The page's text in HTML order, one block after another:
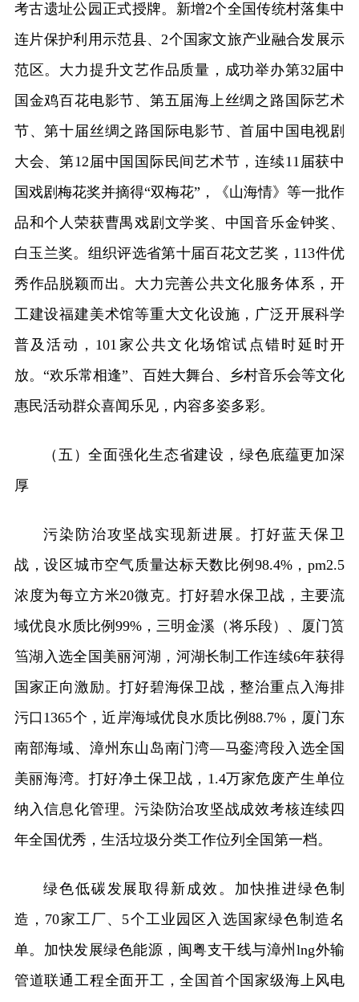
考古遗址公园正式授牌。新增2个全国传统村落集中
连片保护利用示范县、2个国家文旅产业融合发展示
范区。大力提升文艺作品质量，成功举办第32届中
国金鸡百花电影节、第五届海上丝绸之路国际艺术
节、第十届丝绸之路国际电影节、首届中国电视剧
大会、第12届中国国际民间艺术节，连续11届获中
国戏剧梅花奖并摘得“双梅花”，《山海情》等一批作
品和个人荣获曹禺戏剧文学奖、中国音乐金钟奖、
白玉兰奖。组织评选省第十届百花文艺奖，113件优
秀作品脱颖而出。大力完善公共文化服务体系，开
工建设福建美术馆等重大文化设施，广泛开展科学
普及活动，101家公共文化场馆试点错时延时开
放。“欢乐常相逢”、百姓大舞台、乡村音乐会等文化
惠民活动群众喜闻乐见，内容多姿多彩。
（五）全面强化生态省建设，绿色底蕴更加深
厚
污染防治攻坚战实现新进展。打好蓝天保卫
战，设区城市空气质量达标天数比例98.4%，pm2.5
浓度为每立方米20微克。打好碧水保卫战，主要流
域优良水质比例99%，三明金溪（将乐段）、厦门筼
筜湖入选全国美丽河湖，河湖长制工作连续6年获得
国家正向激励。打好碧海保卫战，整治重点入海排
污口1365个，近岸海域优良水质比例88.7%，厦门东
南部海域、漳州东山岛南门湾—马銮湾段入选全国
美丽海湾。打好净土保卫战，1.4万家危废产生单位
纳入信息化管理。污染防治攻坚战成效考核连续四
年全国优秀，生活垃圾分类工作位列全国第一档。
绿色低碳发展取得新成效。加快推进绿色制
造，70家工厂、5个工业园区入选国家绿色制造名
单。加快发展绿色能源，闽粤支干线与漳州lng外输
管道联通工程全面开工，全国首个国家级海上风电